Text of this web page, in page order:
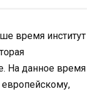
время институт
На данное время